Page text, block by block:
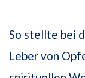
So stellte bei
Leber von